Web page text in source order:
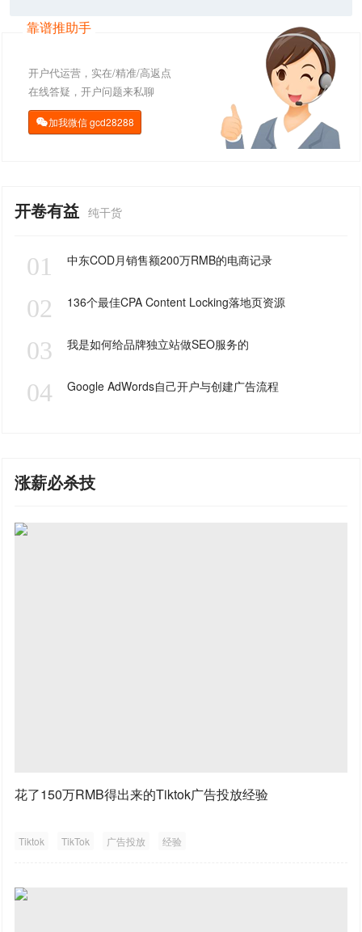
靠谱推助手
开户代运营，实在/精准/高返点
在线答疑，开户问题来私聊
加我微信gcd28288
开卷有益 纯干货
01 中东COD月销售额200万RMB的电商记录
02 136个最佳CPA Content Locking落地页资源
03 我是如何给品牌独立站做SEO服务的
04 Google AdWords自己开户与创建广告流程
涨薪必杀技
花了150万RMB得出来的Tiktok广告投放经验
Tiktok TikTok 广告投放 经验